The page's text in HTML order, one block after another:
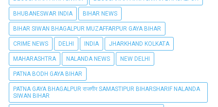
BHUBANESWAR INDIA BIHAR NEWS
BIHAR SIWAN BHAGALPUR MUZAFFARPUR GAYA BIHAR
CRIME NEWS DELHI INDIA JHARKHAND KOLKATA
MAHARASHTRA NALANDA NEWS NEW DELHI
PATNA BODH GAYA BIHAR
PATNA GAYA BHAGALPUR राजगीर SAMASTIPUR BIHARSHARIF NALANDA
SIWAN BIHAR